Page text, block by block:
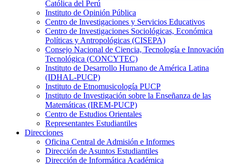
Católica del Perú
Instituto de Opinión Pública
Centro de Investigaciones y Servicios Educativos
Centro de Investigaciones Sociológicas, Económica
Políticas y Antropológicas (CISEPA)
Consejo Nacional de Ciencia, Tecnología e Innovación
Tecnológica (CONCYTEC)
Instituto de Desarrollo Humano de América Latina
(IDHAL-PUCP)
Instituto de Etnomusicología PUCP
Instituto de Investigación sobre la Enseñanza de las
Matemáticas (IREM-PUCP)
Centro de Estudios Orientales
Representantes Estudiantiles
Direcciones
Oficina Central de Admisión e Informes
Dirección de Asuntos Estudiantiles
Dirección de Informática Académica